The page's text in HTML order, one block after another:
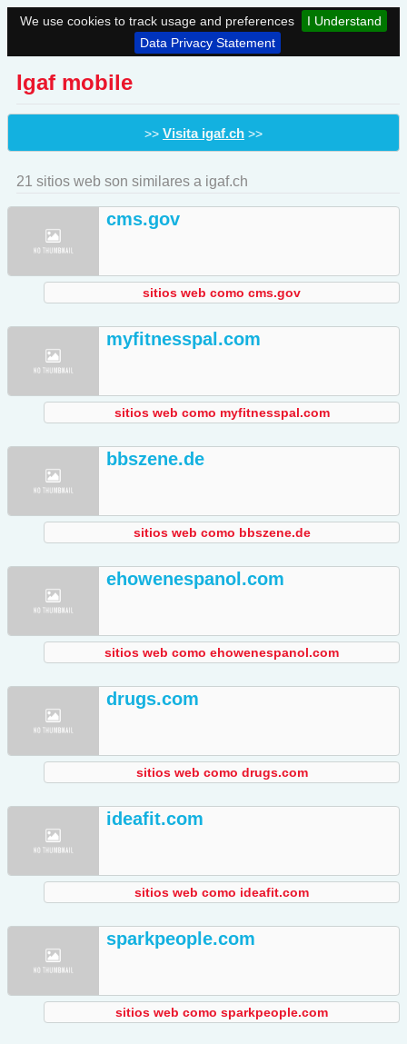
We use cookies to track usage and preferences
I Understand
Data Privacy Statement
Igaf mobile
>> Visita igaf.ch >>
21 sitios web son similares a igaf.ch
cms.gov
sitios web como cms.gov
myfitnesspal.com
sitios web como myfitnesspal.com
bbszene.de
sitios web como bbszene.de
ehowenespanol.com
sitios web como ehowenespanol.com
drugs.com
sitios web como drugs.com
ideafit.com
sitios web como ideafit.com
sparkpeople.com
sitios web como sparkpeople.com